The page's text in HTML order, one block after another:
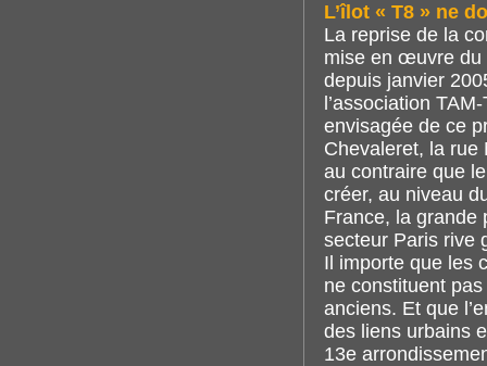
L’îlot « T8 » ne
La reprise de la
mise en œuvre du
depuis janvier
l’association
envisagée de ce
Chevaleret, la rue
au contraire que
créer, au niveau
France, la grande
secteur Paris rive
Il importe que les
ne constituent
anciens. Et que
des liens urbains
13e